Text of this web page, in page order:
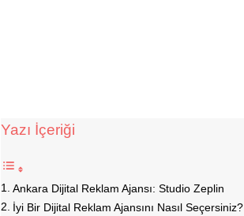
Yazı İçeriği
Ankara Dijital Reklam Ajansı: Studio Zeplin
İyi Bir Dijital Reklam Ajansını Nasıl Seçersiniz?